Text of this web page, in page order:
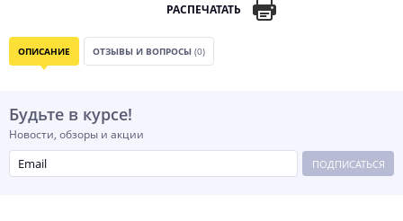
РАСПЕЧАТАТЬ
ОПИСАНИЕ ОТЗЫВЫ И ВОПРОСЫ (0)
Будьте в курсе!
Новости, обзоры и акции
ПОДПИСАТЬСЯ